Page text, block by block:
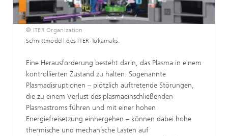
© ITER Organization
Schnittmodell des ITER-Tokamaks.
Eine Herausforderung besteht darin, das Plasma in einem
kontrollierten Zustand zu halten. Sogenannte
Plasmadisruptionen – plötzlich auftretende Störungen,
die zu einem Verlust des plasmaeinschließenden
Plasmastroms führen und mit einer hohen
Energiefreisetzung einhergehen – können dabei hohe
thermische und mechanische Lasten auf